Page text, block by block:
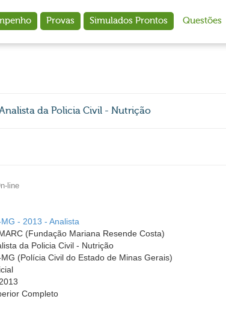
Provas Simulados Prontos Questões
da Policia Civil - Nutrição
line
MG - 2013 - Analista
(Fundação Mariana Resende Costa)
da Policia Civil - Nutrição
MG (Polícia Civil do Estado de Minas Gerais)
Completo